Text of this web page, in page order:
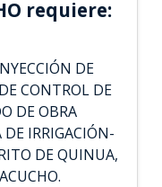
requiere:
DE
CONTROL DE
DE OBRA
IRRIGACIÓN-
DE QUINUA,